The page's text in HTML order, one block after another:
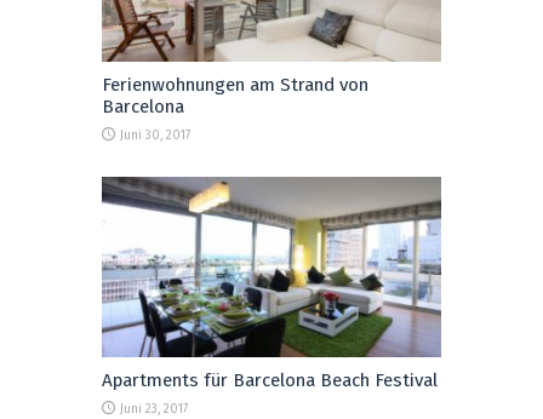
Ferienwohnungen am Strand von
Barcelona
Juni 30, 2017
Apartments für Barcelona Beach Festival
Juni 23, 2017